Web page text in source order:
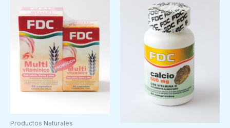
Productos Naturales